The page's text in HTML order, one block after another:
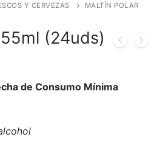
Y CERVEZAS
MALTÍN POLAR
(24uds)
de Consumo Mínima